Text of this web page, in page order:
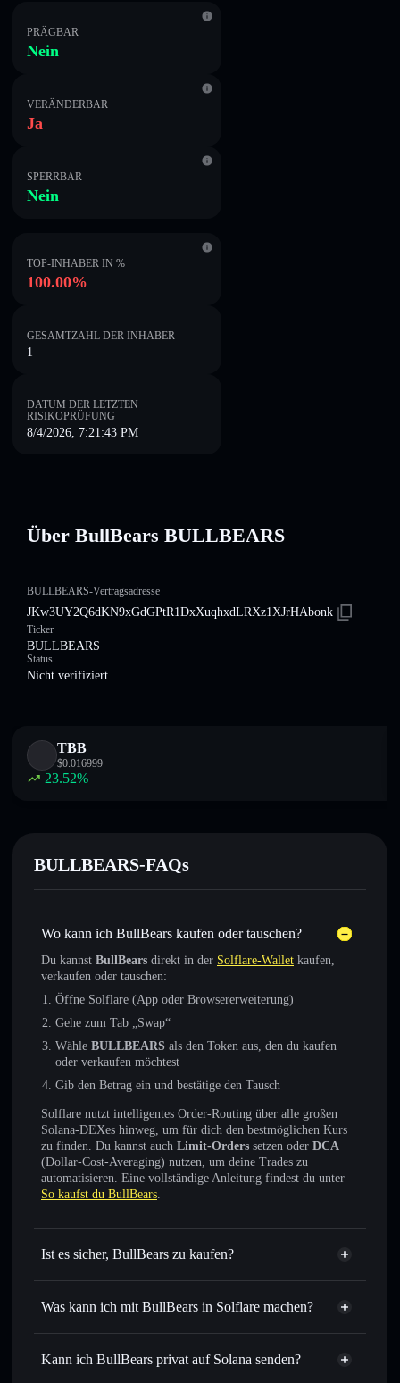
PRÄGBAR
Nein
VERÄNDERBAR
Ja
SPERRBAR
Nein
TOP-INHABER IN %
100.00%
GESAMTZAHL DER INHABER
1
DATUM DER LETZTEN
RISIKOPRÜFUNG
8/4/2026, 7:21:43 PM
Über BullBears BULLBEARS
BULLBEARS-Vertragsadresse
JKw3UY2Q6dKN9xGdGPtR1DxXuqhxdLRXz1XJrHAbonk
Ticker
BULLBEARS
Status
Nicht verifiziert
TBB
$0.016999
23.52%
BULLBEARS-FAQs
Wo kann ich BullBears kaufen oder tauschen?
Du kannst BullBears direkt in der Solflare-Wallet kaufen,
verkaufen oder tauschen:
Öffne Solflare (App oder Browsererweiterung)
Gehe zum Tab „Swap“
Wähle BULLBEARS als den Token aus, den du kaufen
oder verkaufen möchtest
Gib den Betrag ein und bestätige den Tausch
Solflare nutzt intelligentes Order-Routing über alle großen
Solana-DEXes hinweg, um für dich den bestmöglichen Kurs
zu finden. Du kannst auch Limit-Orders setzen oder DCA
(Dollar-Cost-Averaging) nutzen, um deine Trades zu
automatisieren. Eine vollständige Anleitung findest du unter
So kaufst du BullBears.
Ist es sicher, BullBears zu kaufen?
BullBears nicht verifiziert
Was kann ich mit BullBears in Solflare machen?
BullBears
Solflare-Wallet
Sofort tauschen– handle BULLBEARS gegen SOL,
Kann ich BullBears privat auf Solana senden?